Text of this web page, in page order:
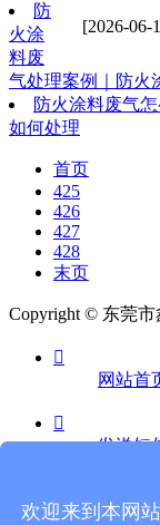
[2026-06-
防
火涂
料废
气处理案例｜防火
防火涂料废气
如何处理
首页
425
426
427
428
末页
Copyright © 东莞

网站首

发送短
电话咨询
欢迎来到本网